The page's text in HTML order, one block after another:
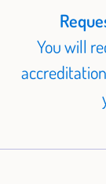
You will